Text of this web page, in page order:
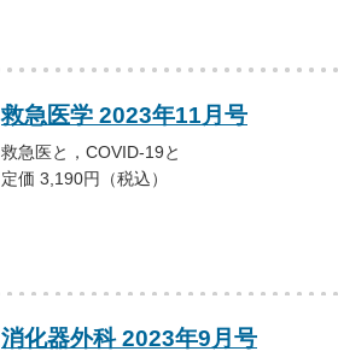
救急医学 2023年11月号
救急医と，COVID-19と
定価 3,190円（税込）
消化器外科 2023年9月号